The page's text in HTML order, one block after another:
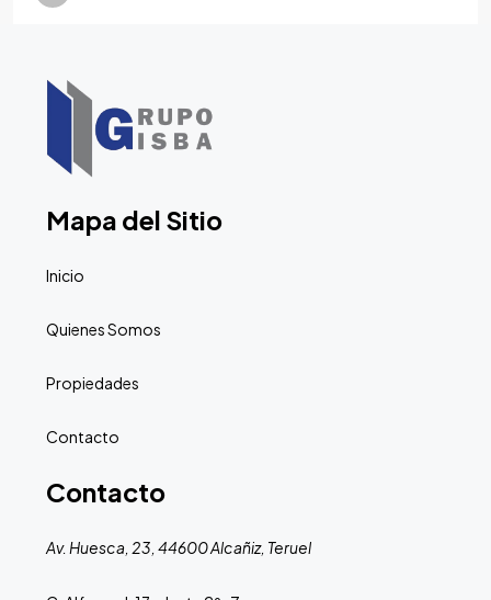
Mapa del Sitio
Inicio
Quienes Somos
Propiedades
Contacto
Contacto
Av. Huesca, 23, 44600 Alcañiz, Teruel